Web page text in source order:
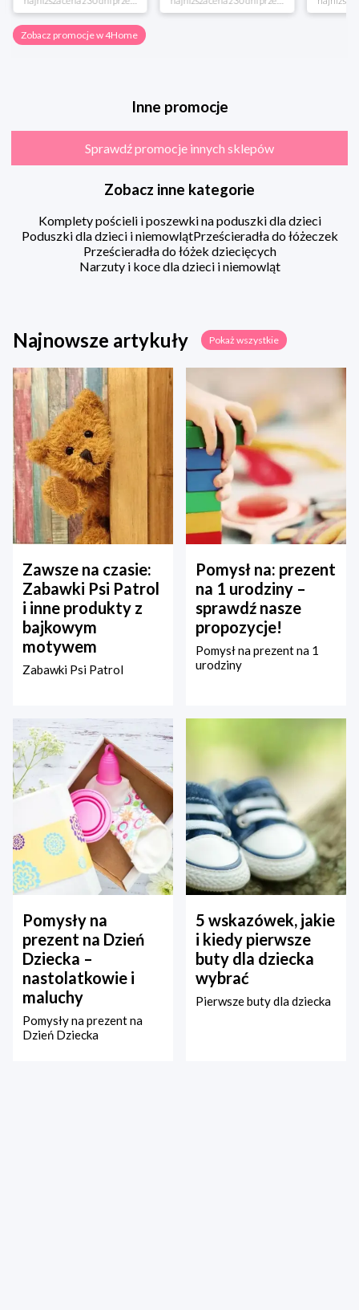
Zobacz promocje w 4Home
Inne promocje
Sprawdź promocje innych sklepów
Zobacz inne kategorie
Komplety pościeli i poszewki na poduszki dla dzieci
Poduszki dla dzieci i niemowlątPrześcieradła do łóżeczek
Prześcieradła do łóżek dziecięcych
Narzuty i koce dla dzieci i niemowląt
Najnowsze artykuły Pokaż wszystkie
Zawsze na czasie:
Zabawki Psi Patrol
i inne produkty z
bajkowym
motywem
Zabawki Psi Patrol
Pomysł na: prezent
na 1 urodziny –
sprawdź nasze
propozycje!
Pomysł na prezent na 1
urodziny
Pomysły na
prezent na Dzień
Dziecka –
nastolatkowie i
maluchy
Pomysły na prezent na
Dzień Dziecka
5 wskazówek, jakie
i kiedy pierwsze
buty dla dziecka
wybrać
Pierwsze buty dla dziecka